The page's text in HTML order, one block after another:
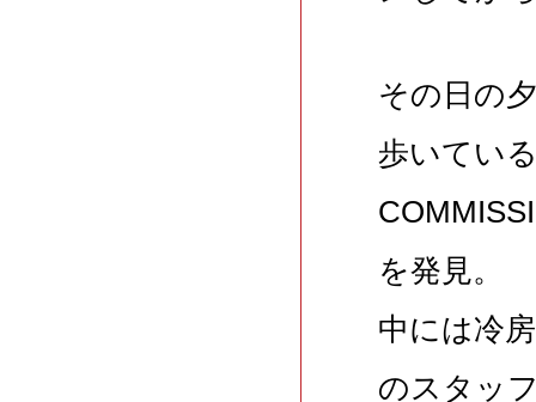
その日の
歩いてい
を発見。
中には冷
のスタッ